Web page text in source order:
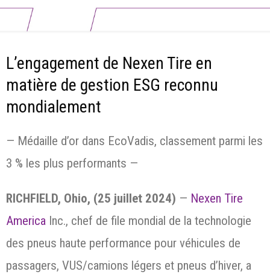
L’engagement de Nexen Tire en
matière de gestion ESG reconnu
mondialement
— Médaille d’or dans EcoVadis, classement parmi les
3 % les plus performants —
RICHFIELD, Ohio, (25 juillet 2024) — Nexen Tire
America Inc., chef de file mondial de la technologie
des pneus haute performance pour véhicules de
passagers, VUS/camions légers et pneus d’hiver, a